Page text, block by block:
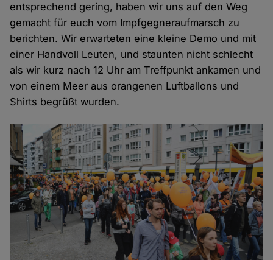
entsprechend gering, haben wir uns auf den Weg
gemacht für euch vom Impfgegneraufmarsch zu
berichten. Wir erwarteten eine kleine Demo und mit
einer Handvoll Leuten, und staunten nicht schlecht
als wir kurz nach 12 Uhr am Treffpunkt ankamen und
von einem Meer aus orangenen Luftballons und
Shirts begrüßt wurden.